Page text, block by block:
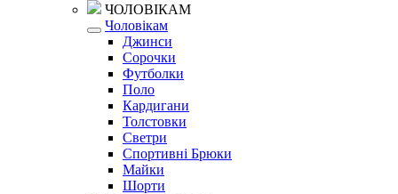
ЧОЛОВІКАМ
Чоловікам
Джинси
Сорочки
Футболки
Поло
Кардигани
Толстовки
Светри
Спортивні Брюки
Майки
Шорти